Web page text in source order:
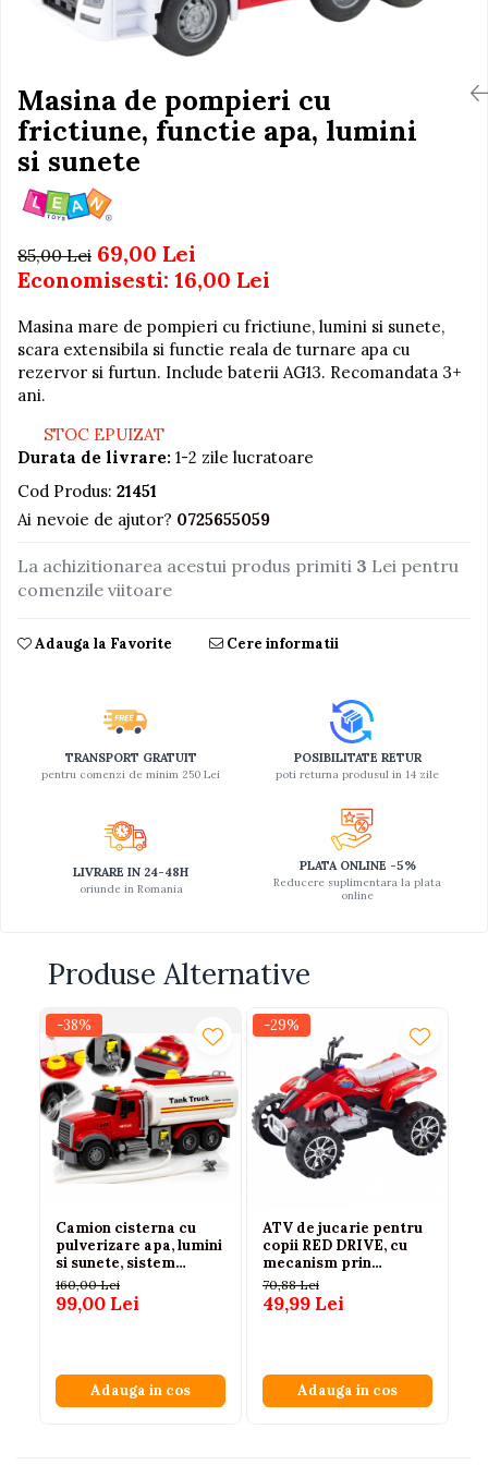
Jucarii de baie
Seturi de frumusete
Caluti balansoar
Interactive, educative si
muzicale
Ateliere si unelte
Blocuri de constructie
Covorase de dans
Creative
De plus
Electrocasnice si bucatarii
Jocuri de indemanare
Jocuri sportive
Jucarii educative din lemn
Muzica si instrumente
Plastilina
Saltelute si centre de activitati
Set Avioane si submarine
Seturi de rufe
Trenuri cu sine
Ingrijire cosmetica mamici
Perioada Sarcinii
Pompe de san
Sisteme De Purtare
Masina de pompieri cu
frictiune, functie apa, lumini
si sunete
85,00 Lei 69,00 Lei
Economisesti: 16,00 Lei
Masina mare de pompieri cu frictiune, lumini si sunete,
scara extensibila si functie reala de turnare apa cu
rezervor si furtun. Include baterii AG13. Recomandata 3+
ani.
STOC EPUIZAT
Durata de livrare: 1-2 zile lucratoare
Cod Produs: 21451
Ai nevoie de ajutor? 0725655059
La achizitionarea acestui produs primiti 3 Lei pentru
comenzile viitoare
Adauga la Favorite Cere informatii
TRANSPORT GRATUIT
pentru comenzi de minim 250 Lei
POSIBILITATE RETUR
poti returna produsul in 14 zile
LIVRARE IN 24-48H
oriunde in Romania
PLATA ONLINE -5%
Reducere suplimentara la plata
online
Produse Alternative
-38%
Camion cisterna cu
pulverizare apa, lumini
si sunete, sistem
friction, alb-rosu, 36
cm, 3 ani+
160,00 Lei
99,00 Lei
Adauga in cos
-29%
ATV de jucarie pentru
copii RED DRIVE, cu
mecanism prin
frictiune, roti mari
aderente, fara baterii,
Rosu, 3+ ani
70,88 Lei
49,99 Lei
Adauga in cos